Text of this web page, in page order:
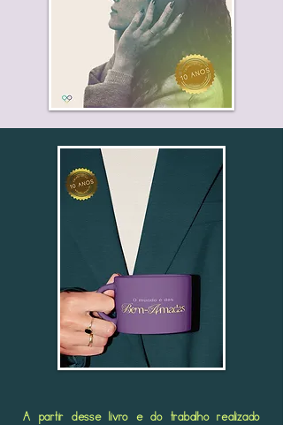
A partir desse livro e do trabalho realizado